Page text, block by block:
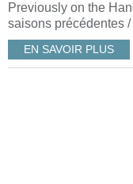
Previously on the
saisons précédentes
EN SAVOIR PLUS